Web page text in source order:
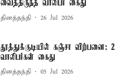
வைத்திருந்த வாலிபர் கைது
தினத்தந்தி 26 Jul 2026
தூத்துக்குடியில் கஞ்சா விற்பனை: 2
வாலிபர்கள் கைது
தினத்தந்தி 05 Jul 2026